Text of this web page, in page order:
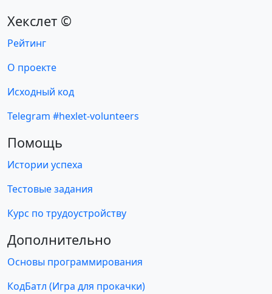
Хекслет ©
Рейтинг
О проекте
Исходный код
Telegram #hexlet-volunteers
Помощь
Истории успеха
Тестовые задания
Курс по трудоустройству
Дополнительно
Основы программирования
КодБатл (Игра для прокачки)